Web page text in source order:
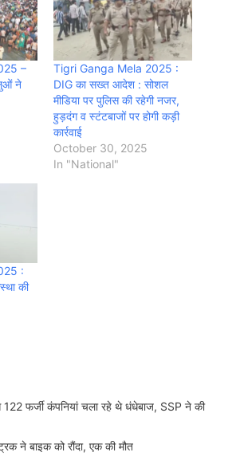
–
ने
Tigri Ganga Mela 2025 :
DIG का सख्त आदेश : सोशल
मीडिया पर पुलिस की रहेगी नजर,
हुड़दंग व स्टंटबाजों पर होगी कड़ी
कार्रवाई
October 30, 2025
In "National"
:
की
122 फर्जी कंपनियां चला रहे थे धंधेबाज, SSP ने की
ने बाइक को रौंदा, एक की मौत